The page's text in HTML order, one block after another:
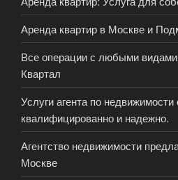
Аренда квартир в Москве и
Все операции с любыми
Квартал
Услуги агента по
квалифицированно и надежно.
Агентство недвижимости
Москве